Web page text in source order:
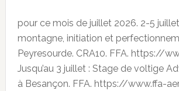
pour ce mois de juillet 2026. 2-5
montagne, initiation et
Peyresourde. CRA10. FFA. https://
Jusqu’au 3 juillet : Stage de voltige
à Besançon. FFA. https://www.ffa-